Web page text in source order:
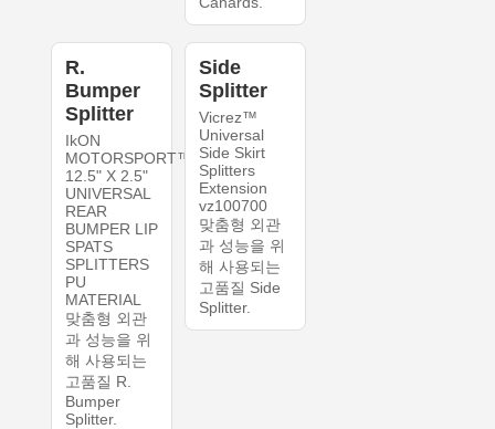
R.
Bumper
Splitter
IkON
MOTORSPORT™
12.5" X 2.5"
UNIVERSAL
REAR
BUMPER LIP
SPATS
SPLITTERS
PU
MATERIAL
맞춤형 외관
과 성능을 위
해 사용되는
고품질 R.
Bumper
Splitter.
Side
Splitter
Vicrez™
Universal
Side Skirt
Splitters
Extension
vz100700
맞춤형 외관
과 성능을 위
해 사용되는
고품질 Side
Splitter.